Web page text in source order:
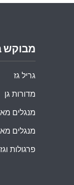
מבוקש
גריל גז
מדורות גן
מנגלים
מנגלים
פרגולות